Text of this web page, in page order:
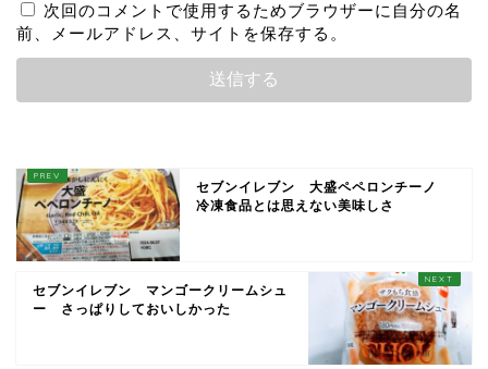
次回のコメントで使用するためブラウザーに自分の名
前、メールアドレス、サイトを保存する。
セブンイレブン 大盛ペペロンチーノ
冷凍食品とは思えない美味しさ
セブンイレブン マンゴークリームシュ
ー さっぱりしておいしかった